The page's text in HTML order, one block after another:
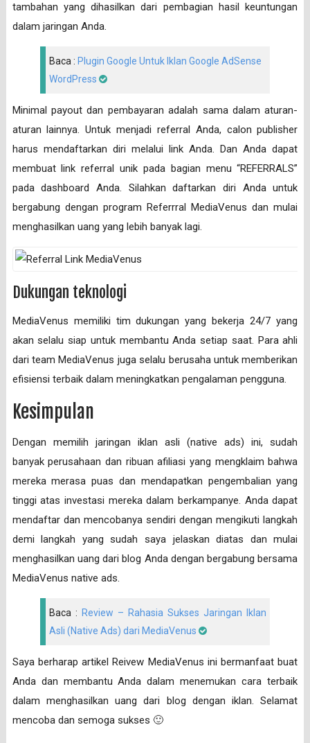
tambahan yang dihasilkan dari pembagian hasil keuntungan
dalam jaringan Anda.
Baca : Plugin Google Untuk Iklan Google AdSense
WordPress
Minimal payout dan pembayaran adalah sama dalam aturan-
aturan lainnya. Untuk menjadi referral Anda, calon publisher
harus mendaftarkan diri melalui link Anda. Dan Anda dapat
membuat link referral unik pada bagian menu “REFERRALS”
pada dashboard Anda. Silahkan daftarkan diri Anda untuk
bergabung dengan program Referrral MediaVenus dan mulai
menghasilkan uang yang lebih banyak lagi.
Dukungan teknologi
MediaVenus memiliki tim dukungan yang bekerja 24/7 yang
akan selalu siap untuk membantu Anda setiap saat. Para ahli
dari team MediaVenus juga selalu berusaha untuk memberikan
efisiensi terbaik dalam meningkatkan pengalaman pengguna.
Kesimpulan
Dengan memilih jaringan iklan asli (native ads) ini, sudah
banyak perusahaan dan ribuan afiliasi yang mengklaim bahwa
mereka merasa puas dan mendapatkan pengembalian yang
tinggi atas investasi mereka dalam berkampanye. Anda dapat
mendaftar dan mencobanya sendiri dengan mengikuti langkah
demi langkah yang sudah saya jelaskan diatas dan mulai
menghasilkan uang dari blog Anda dengan bergabung bersama
MediaVenus native ads.
Baca : Review – Rahasia Sukses Jaringan Iklan
Asli (Native Ads) dari MediaVenus
Saya berharap artikel Reivew MediaVenus ini bermanfaat buat
Anda dan membantu Anda dalam menemukan cara terbaik
dalam menghasilkan uang dari blog dengan iklan. Selamat
mencoba dan semoga sukses 🙂